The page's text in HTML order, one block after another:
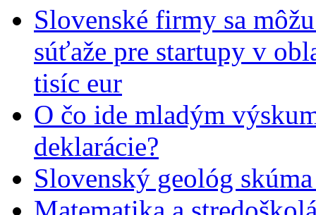
Slovenské firmy sa
súťaže pre startupy v
tisíc eur
O čo ide mladým
deklarácie?
Slovenský geológ